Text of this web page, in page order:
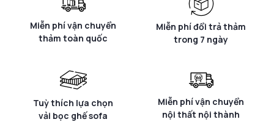
Miễn phí vận chuyển
thảm toàn quốc
Miễn phí đổi trả thảm
trong 7 ngày
Tuỳ thích lựa chọn
vải bọc ghế sofa
Miễn phí vận chuyển
nội thất nội thành